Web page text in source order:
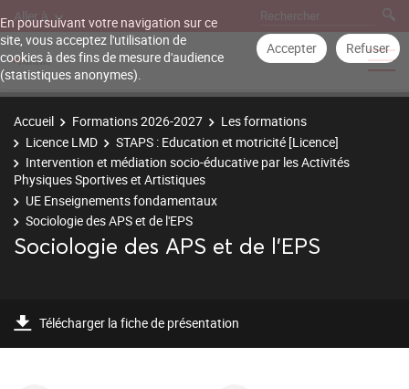
En poursuivant votre navigation sur ce
site, vous acceptez l'utilisation de
cookies à des fins de mesure d'audience
(statistiques anonymes).
Accepter Refuser
Aller à
Accueil Formations 2026-2027
Les formations
Licence LMD
STAPS : Education et motricité [Licence]
Intervention et médiation socio-éducative par les Activités
Physiques Sportives et Artistiques
UE Enseignements fondamentaux
Sociologie des APS et de l'EPS
Sociologie des APS et de l'EPS
Télécharger la fiche de présentation